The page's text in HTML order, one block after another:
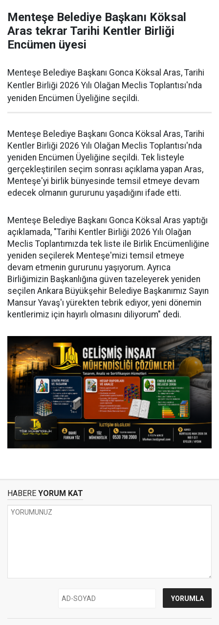
Menteşe Belediye Başkanı Köksal
Aras tekrar Tarihi Kentler Birliği
Encümen üyesi
Menteşe Belediye Başkanı Gonca Köksal Aras, Tarihi
Kentler Birliği 2026 Yılı Olağan Meclis Toplantısı'nda
yeniden Encümen Üyeliğine seçildi.
Menteşe Belediye Başkanı Gonca Köksal Aras, Tarihi
Kentler Birliği 2026 Yılı Olağan Meclis Toplantısı'nda
yeniden Encümen Üyeliğine seçildi. Tek listeyle
gerçekleştirilen seçim sonrası açıklama yapan Aras,
Menteşe'yi birlik bünyesinde temsil etmeye devam
edecek olmanın gururunu yaşadığını ifade etti.
Menteşe Belediye Başkanı Gonca Köksal Aras yaptığı
açıklamada, "Tarihi Kentler Birliği 2026 Yılı Olağan
Meclis Toplantımızda tek liste ile Birlik Encümenliğine
yeniden seçilerek Menteşe'mizi temsil etmeye
devam etmenin gururunu yaşıyorum. Ayrıca
Birliğimizin Başkanlığına güven tazeleyerek yeniden
seçilen Ankara Büyükşehir Belediye Başkanımız Sayın
Mansur Yavaş'ı yürekten tebrik ediyor, yeni dönemin
kentlerimiz için hayırlı olmasını diliyorum" dedi.
HABERE YORUM KAT